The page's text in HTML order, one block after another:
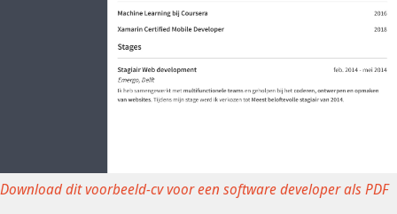
Download dit voorbeeld-cv voor een software developer als PDF